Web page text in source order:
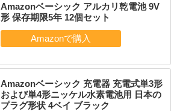
Amazonベーシック アルカリ乾電池 9V
形 保存期限5年 12個セット
Amazonベーシック 充電器 充電式単3形
および単4形ニッケル水素電池用 日本の
プラグ形状 4ベイ ブラック